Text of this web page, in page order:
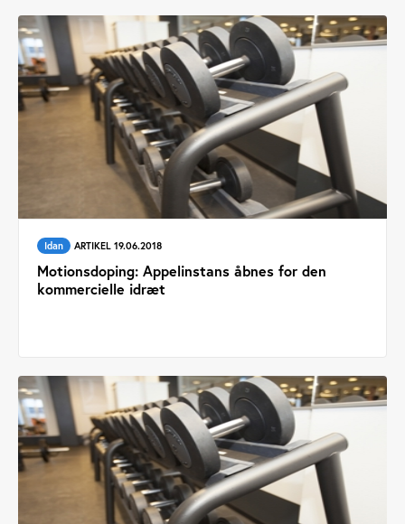
Idan ARTIKEL 19.06.2018
Motionsdoping: Appelinstans åbnes for den
kommercielle idræt